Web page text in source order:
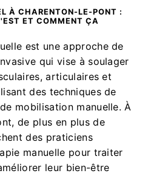
À CHARENTON-LE-PONT :
ET COMMENT ÇA
est une approche de
qui vise à soulager
articulaires et
des techniques de
mobilisation manuelle. À
de plus en plus de
des praticiens
manuelle pour traiter
leur bien-être